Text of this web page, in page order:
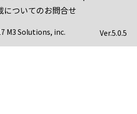
についてのお問合せ
M3 Solutions, inc. Ver.5.0.5